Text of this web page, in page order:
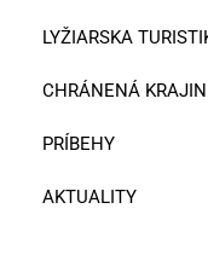
LYŽIARSKA
CHRÁNENÁ
PRÍBEHY
AKTUALITY